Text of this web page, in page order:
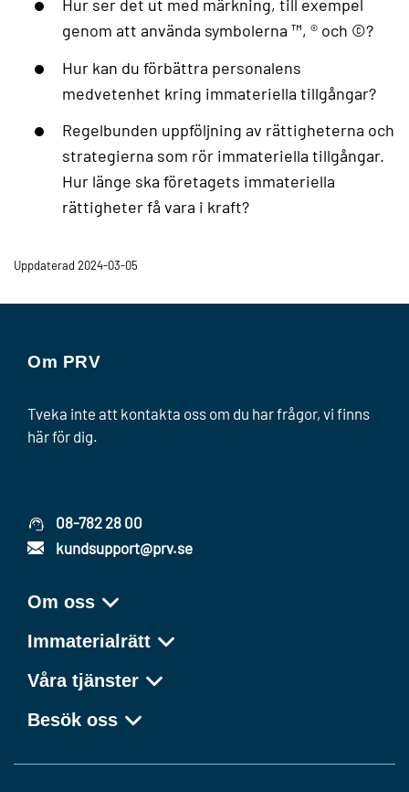
Hur ser det ut med märkning, till exempel
genom att använda symbolerna ™, ® och ©?
Hur kan du förbättra personalens
medvetenhet kring immateriella tillgångar?
Regelbunden uppföljning av rättigheterna och
strategierna som rör immateriella tillgångar.
Hur länge ska företagets immateriella
rättigheter få vara i kraft?
Uppdaterad 2024-03-05
Om PRV
Tveka inte att kontakta oss om du har frågor, vi finns
här för dig.
08-782 28 00
kundsupport@prv.se
Om oss
Immaterialrätt
Våra tjänster
Besök oss